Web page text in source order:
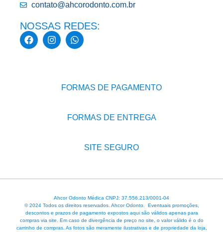
contato@ahcorodonto.com.br
NOSSAS REDES:
FORMAS DE PAGAMENTO
FORMAS DE ENTREGA
SITE SEGURO
Ahcor Odonto Médica CNPJ: 37.556.213/0001-04
© 2024 Todos os direitos reservados. Ahcor Odonto. Eventuais promoções,
descontos e prazos de pagamento expostos aqui são válidos apenas para
compras via site. Em caso de divergência de preço no site, o valor válido é o do
carrinho de compras. As fotos são meramente ilustrativas e de propriedade da loja,